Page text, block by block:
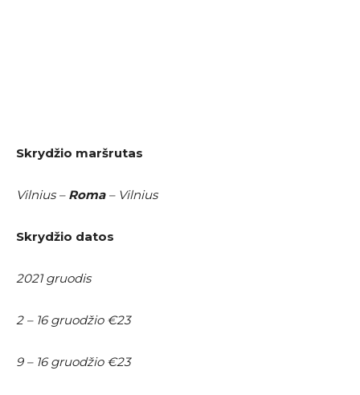
Skrydžio maršrutas
Vilnius – Roma – Vilnius
Skrydžio datos
2021 gruodis
2 – 16 gruodžio €23
9 – 16 gruodžio €23